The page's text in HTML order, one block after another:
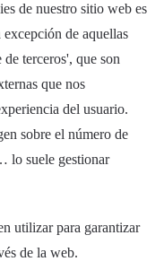
de nuestro sitio web es
de aquellas
terceros', que son
que nos
del usuario.
sobre el número de
lo suele gestionar
utilizar para garantizar
de la web.